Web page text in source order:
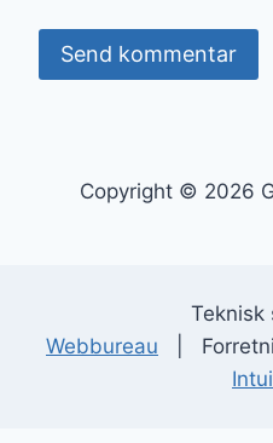
Copyright © 2026
Teknisk
Webbureau |